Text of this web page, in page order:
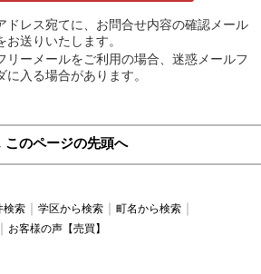
レス宛てに、お問合せ内容の確認メール
お送りいたします。
ーメールをご利用の場合、迷惑メールフ
に入る場合があります。
このページの先頭へ
検索 学区から検索
町名から検索
お客様の声【売買】